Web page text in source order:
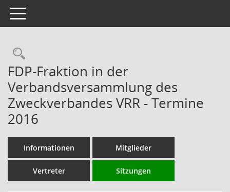
Toggle navigation
Rechercheauswahl
FDP-Fraktion in der
Verbandsversammlung des
Zweckverbandes VRR - Termine
2016
Informationen Mitglieder
Vertreter Sitzungen